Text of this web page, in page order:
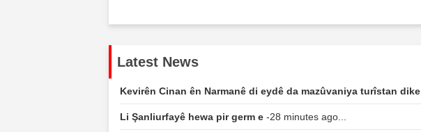
Latest News
Kevirên Cinan ên Narmanê di eydê da mazûvaniya turîstan dike
Li Şanliurfayê hewa pir germ e -28 minutes ago...